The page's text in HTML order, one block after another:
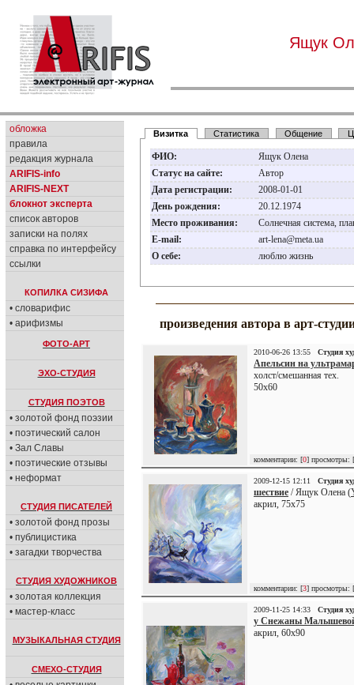
Ящук
обложка
правила
редакция журнала
ARIFIS-info
ARIFIS-NEXT
блокнот эксперта
список авторов
записки на полях
справка по интерфейсу
ссылки
КОПИЛКА СИЗИФА
• словарифис
• арифизмы
ФОТО-АРТ
ЭХО-СТУДИЯ
СТУДИЯ ПОЭТОВ
• золотой фонд поэзии
• поэтический салон
• Зал Славы
• поэтические отзывы
• неформат
СТУДИЯ ПИСАТЕЛЕЙ
• золотой фонд прозы
• публицистика
• загадки творчества
СТУДИЯ ХУДОЖНИКОВ
• золотая коллекция
• мастер-класс
МУЗЫКАЛЬНАЯ СТУДИЯ
СМЕХО-СТУДИЯ
Визитка Статистика Общение
ФИО:
Ящук Олена
Статус на сайте:
Автор
Дата регистрации:
2008-01-01
День рождения:
20.12.1974
Место проживания:
Солнечная система,
E-mail:
art-lena@meta.ua
О себе:
люблю жизнь
произведения автора в арт-
2010-06-26 13:55 Студия
Апельсин на
холст/смешанная тех.
50х60
комментарии: [0] просмотры: [
2009-12-15 12:11 Студия
шествие / Ящук Олена (
акрил, 75х75
комментарии: [3] просмотры: [
2009-11-25 14:33 Студия
у Снежаны
акрил, 60х90